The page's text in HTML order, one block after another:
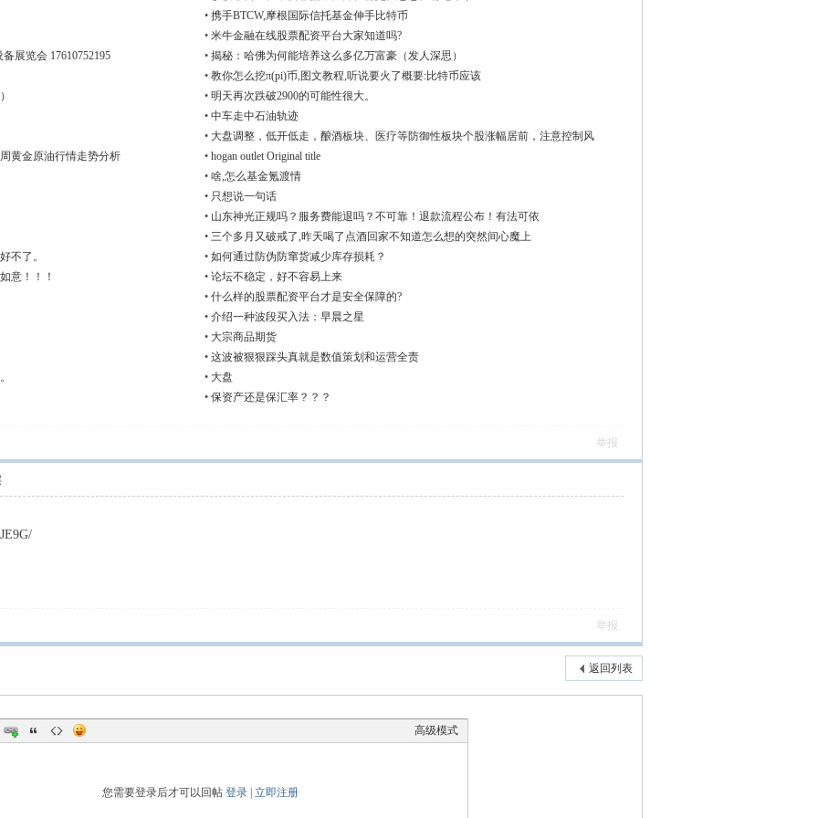
• 携手BTCW,摩根国际信托基金伸手比特币
• 米牛金融在线股票配资平台大家知道吗?
展览会 17610752195
• 揭秘：哈佛为何能培养这么多亿万富豪（发人深思）
• 教你怎么挖π(pi)币,图文教程,听说要火了概要:比特币应该
• 明天再次跌破2900的可能性很大。
• 中车走中石油轨迹
• 大盘调整，低开低走，酿酒板块、医疗等防御性板块个股涨幅居前，注意控制风
黄金原油行情走势分析
• hogan outlet Original title
• 啥,怎么基金氪渡情
• 只想说一句话
• 山东神光正规吗？服务费能退吗？不可靠！退款流程公布！有法可依
• 三个多月又破戒了,昨天喝了点酒回家不知道怎么想的突然间心魔上
不了。
• 如何通过防伪防窜货减少库存损耗？
意！！！
• 论坛不稳定，好不容易上来
• 什么样的股票配资平台才是安全保障的?
• 介绍一种波段买入法：早晨之星
• 大宗商品期货
• 这波被狠狠踩头真就是数值策划和运营全责
• 大盘
• 保资产还是保汇率？？？
举报
举报
返回列表
高级模式
您需要登录后才可以回帖 登录 立即注册